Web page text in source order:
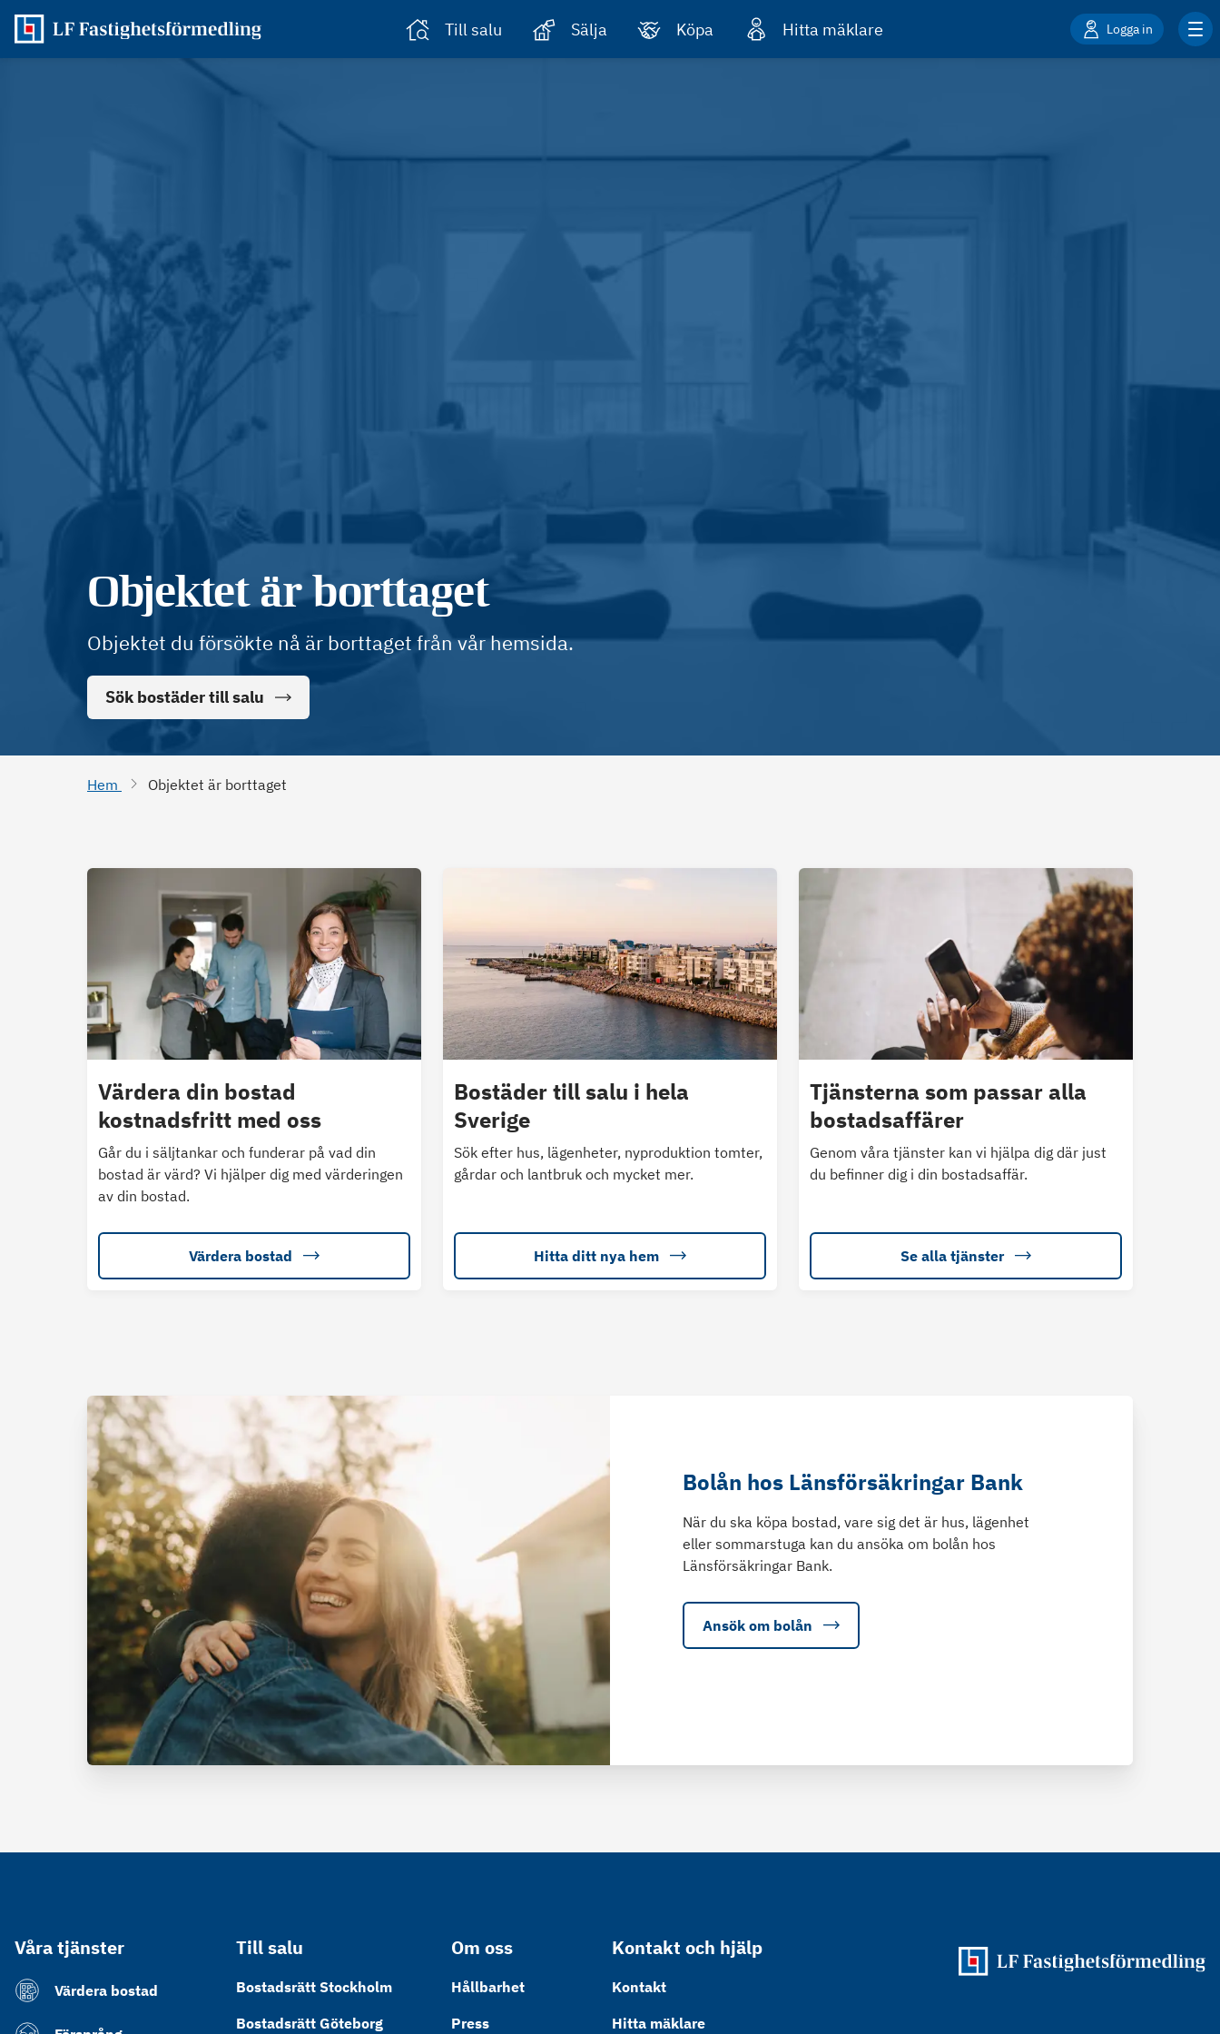
Till salu Sälja Köpa Hitta mäklare Logga in
Objektet är borttaget
Objektet du försökte nå är borttaget från vår hemsida.
Sök bostäder till salu
Hem Objektet är borttaget
Värdera din bostad
kostnadsfritt med oss
Går du i säljtankar och funderar på vad din
bostad är värd? Vi hjälper dig med värderingen
av din bostad.
Värdera bostad
Bostäder till salu i hela
Sverige
Sök efter hus, lägenheter, nyproduktion tomter,
gårdar och lantbruk och mycket mer.
Hitta ditt nya hem
Tjänsterna som passar alla
bostadsaffärer
Genom våra tjänster kan vi hjälpa dig där just
du befinner dig i din bostadsaffär.
Se alla tjänster
Bolån hos Länsförsäkringar Bank
När du ska köpa bostad, vare sig det är hus, lägenhet
eller sommarstuga kan du ansöka om bolån hos
Länsförsäkringar Bank.
Ansök om bolån
Våra tjänster
Värdera bostad
Till salu
Bostadsrätt Stockholm
Bostadsrätt Göteborg
Om oss
Hållbarhet
Press
Kontakt och hjälp
Kontakt
Hitta mäklare